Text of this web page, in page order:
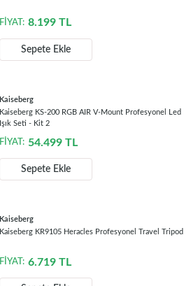
FİYAT: 8.199 TL
Sepete Ekle
Kaiseberg
Kaiseberg KS-200 RGB AIR V-Mount Profesyonel Led
Işık Seti - Kit 2
FİYAT: 54.499 TL
Sepete Ekle
Kaiseberg
Kaiseberg KR9105 Heracles Profesyonel Travel Tripod
FİYAT: 6.719 TL